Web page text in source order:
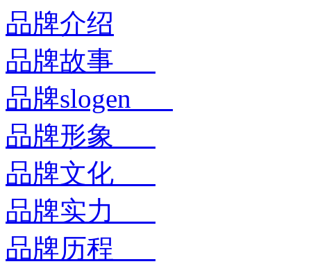
品牌介绍
品牌故事
品牌slogen
品牌形象
品牌文化
品牌实力
品牌历程